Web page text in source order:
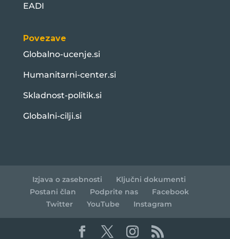
EADI
Povezave
Globalno-ucenje.si
Humanitarni-center.si
Skladnost-politik.si
Globalni-cilji.si
Izjava o zasebnosti
Ključni dokumenti
Postani član
Podprite nas
Facebook
Twitter
YouTube Instagram